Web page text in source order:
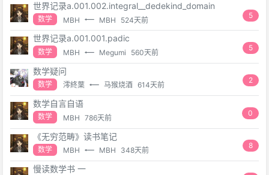
世界记录a.001.002.integral__dedekind_domain
数学 MBH MBH 524天前
5
世界记录a.001.001.padic
数学 MBH Megumi 560天前
5
数学疑问
数学 澪終葉 马猴烧酒 614天前
2
数学自言自语
数学 MBH 786天前
0
《无穷范畴》读书笔记
数学 MBH MBH 348天前
8
慢读数学书 一